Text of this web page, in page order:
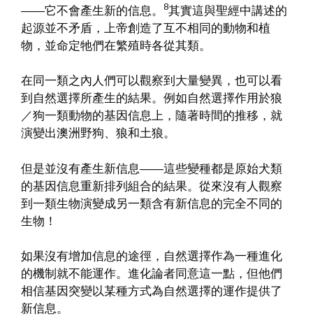
——它不會產生新的信息。 8其實這與聖經中講述的
起源並不矛盾，上帝創造了互不相同的動物和植
物，並命定牠們在繁殖時各從其類。
在同一類之內人們可以觀察到大量變異，也可以看
到自然選擇所產生的結果。例如自然選擇作用於狼
／狗一類動物的基因信息上，隨著時間的推移，就
演變出澳洲野狗、狼和土狼。
但是並沒有產生新信息——這些變種都是原始犬類
的基因信息重新排列組合的結果。從來沒有人觀察
到一類生物演變成另一類含有新信息的完全不同的
生物！
如果沒有增加信息的途徑，自然選擇作為一種進化
的機制就不能運作。進化論者同意這一點，但他們
相信基因突變以某種方式為自然選擇的運作提供了
新信息。